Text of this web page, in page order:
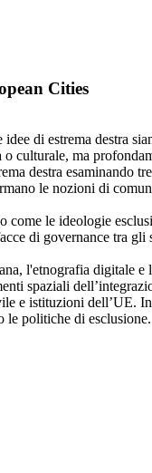
Cities
di estrema destra
ma
destra
le nozioni di
le ideologie
di governance tra
l'etnografia
spaziali
e istituzioni dell’UE.
le politiche di esclusione.